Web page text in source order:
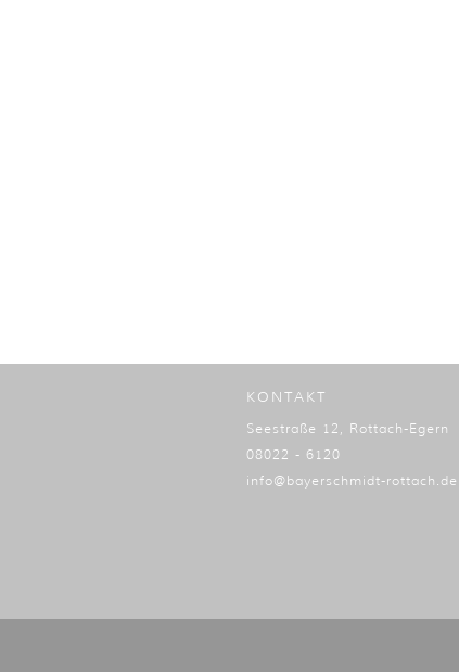
KONTAKT
Seestraße 12, Rottach-Egern
08022 - 6120
info@bayerschmidt-rottach.de